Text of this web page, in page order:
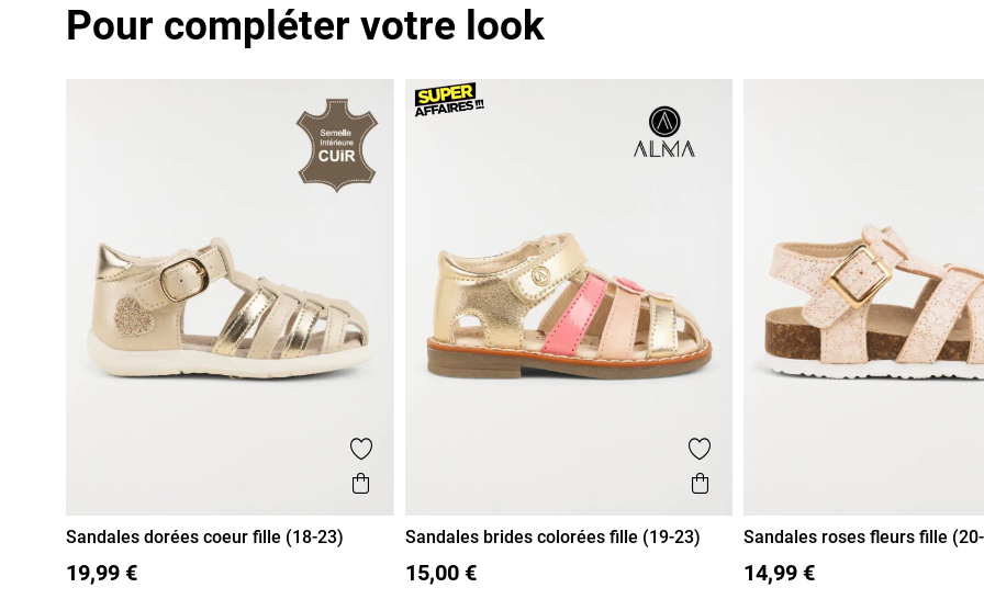
Pour compléter votre look
Ajouter aux favoris
Aperçu rapide
18 19
Sandales dorées coeur fille (18-23)
19,99 €
Ajouter aux favoris
Aperçu rapide
19 20
Sandales brides colorées fille (19-23)
15,00 € 20 21
Sandales roses fleurs fille
14,99 €